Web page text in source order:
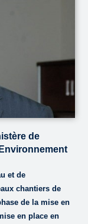
de
et de
chantiers de
de la mise en
en place en